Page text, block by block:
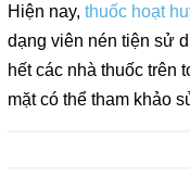
Hiện nay, thuốc hoạt
dạng viên nén tiện sử
hết các nhà thuốc trên
mặt có thể tham khảo